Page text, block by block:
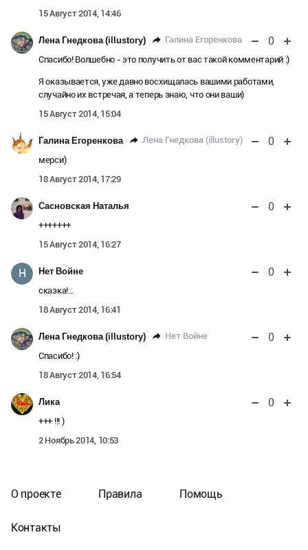
15 Август 2014, 14:46
Лена Гнедкова (illustory) Галина Егоренкова 0
Спасибо! Волшебно - это получить от вас такой комментарий :)
Я оказывается, уже давно восхищалась вашими работами,
случайно их встречая, а теперь знаю, что они ваши)
15 Август 2014, 15:04
Галина Егоренкова Лена Гнедкова (illustory) 0
мерси)
18 Август 2014, 17:29
Сасновская Наталья 0
+++++++
15 Август 2014, 16:27
Н Нет Войне 0
сказка!...
18 Август 2014, 16:41
Лена Гнедкова (illustory) Нет Войне 0
Спасибо! :)
18 Август 2014, 16:54
Лика 0
+++ !!! )
2 Ноябрь 2014, 10:53
О проекте Правила Помощь
Контакты